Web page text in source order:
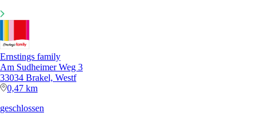
Ernstings family
Am Sudheimer Weg 3
33034 Brakel, Westf
0,47 km
geschlossen